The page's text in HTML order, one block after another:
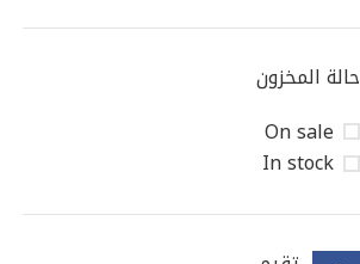
حالة المخزون
On sale
In stock